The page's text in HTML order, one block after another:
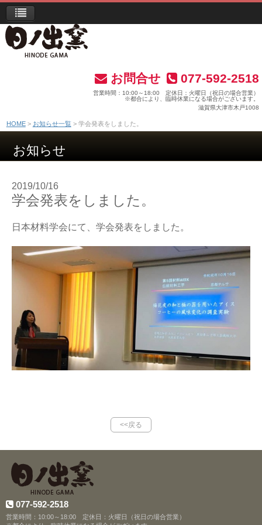
お問合せ 077-592-2518
営業時間：10:00～18:00 定休日：火曜日（祝日の場合営業）
※都合により、臨時休業になる場合がございます。
滋賀県大津市木戸1008
HOME お知らせ一覧 学会発表をしました。
お知らせ
2019/10/16
学会発表をしました。
日本材料学会にて、学会発表をしました。
<<戻る
077-592-2518
営業時間：10:00～18:00 定休日：火曜日（祝日の場合営業）